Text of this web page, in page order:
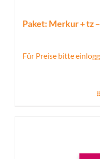
Paket: Merkur + tz
Für Preise bitte